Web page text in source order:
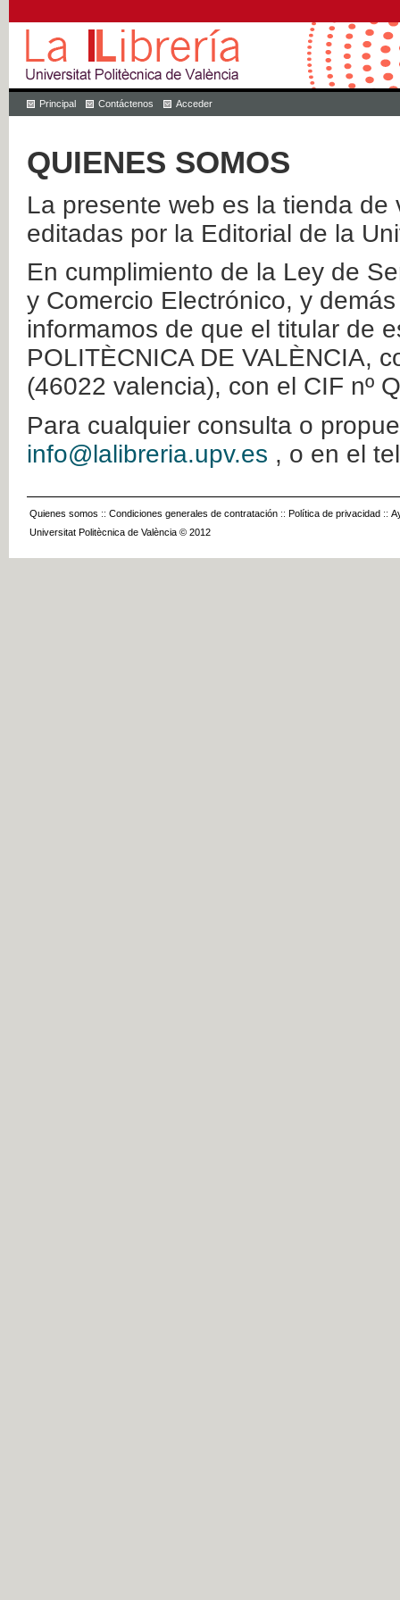
Principal Contáctenos Acceder
QUIENES SOMOS
La presente web es la tienda
editadas por la Editorial de la
En cumplimiento de la Ley de
y Comercio Electrónico, y
informamos de que el titular de
POLITÈCNICA DE VALÈNCIA,
(46022 valencia), con el CIF nº
Para cualquier consulta o
info@lalibreria.upv.es , o en el
Quienes somos :: Condiciones generales de contratación :: Política de privacidad ::
Universitat Politècnica de València © 2012